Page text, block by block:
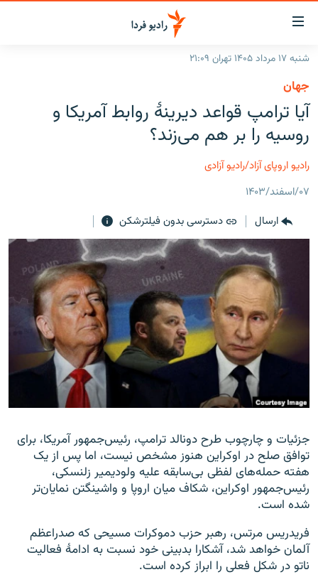
لینک‌های
قابلیت
دسترسی
بازگشت
به
منوی
اصلی
رفتن
به
صفحه
ایران
جهان
فرکانس‌ها
پادکست
گزارش‌های تصویری
گزارش‌های ویدئویی
زنان فردا
English
به ما بپیوندید
زبان‌های دیگر
شنبه ۱۷ مرداد ۱۴۰۵ تهران ۲۱:۰۹
جهان
آیا ترامپ قواعد دیرینۀ روابط آمریکا و
روسیه را بر هم می‌زند؟
رادیو اروپای آزاد/رادیو آزادی
۰۷/اسفند/۱۴۰۳
ارسال
دسترسی بدون فیلترشکن
جزئیات و چارچوب طرح دونالد ترامپ، رئیس‌جمهور آمریکا، برای
توافق صلح در اوکراین هنوز مشخص نیست، اما پس از یک
هفته حمله‌های لفظی بی‌سابقه علیه ولودیمیر زلنسکی،
رئیس‌جمهور اوکراین، شکاف میان اروپا و واشینگتن نمایان‌تر
شده است.
فریدریس مرتس، رهبر حزب دموکرات مسیحی که صدراعظم
آلمان خواهد شد، آشکارا بدبینی خود نسبت به ادامهٔ فعالیت
ناتو در شکل فعلی را ابراز کرده است.